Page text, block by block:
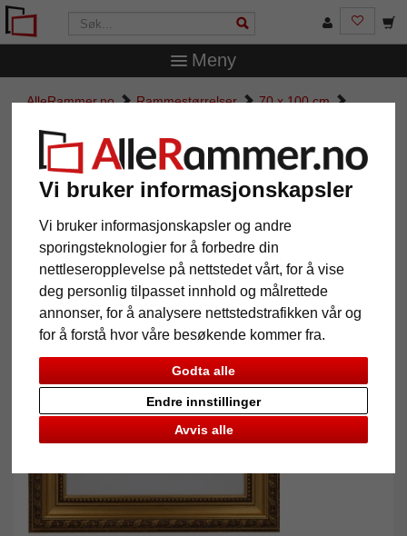
Vi bruker informasjonskapsler
Vi bruker informasjonskapsler og andre
sporingsteknologier for å forbedre din
nettleseropplevelse på nettstedet vårt, for å vise
deg personlig tilpasset innhold og målrettede
annonser, for å analysere nettstedstrafikken vår og
for å forstå hvor våre besøkende kommer fra.
Godta alle
Avvis alle
Endre innstillinger
Meny
AlleRammer.no Rammestørrelser
70 x 100 cm
Eksklusiv Treramme Victoria
Tilbake